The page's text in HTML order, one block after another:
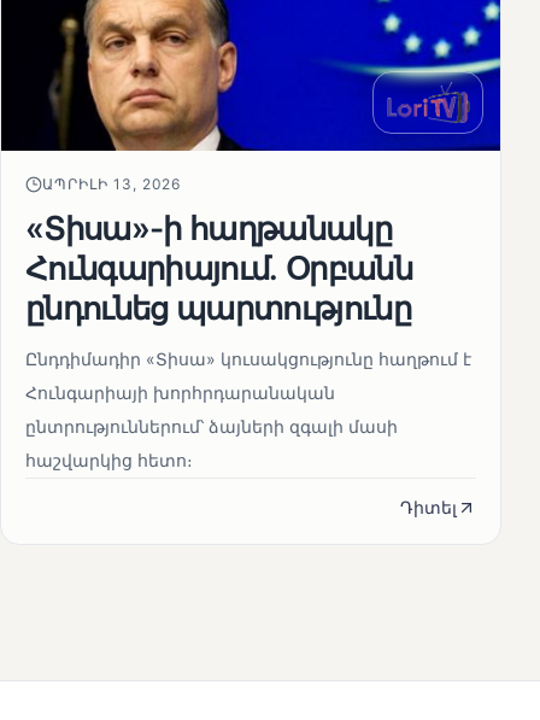
ԱՊՐԻԼԻ 13, 2026
«Տիսա»-ի հաղթանակը
Հունգարիայում․ Օրբանն
ընդունեց պարտությունը
Ընդդիմադիր «Տիսա» կուսակցությունը հաղթում է
Հունգարիայի խորհրդարանական
ընտրություններում՝ ձայների զգալի մասի
հաշվարկից հետո։
Դիտել